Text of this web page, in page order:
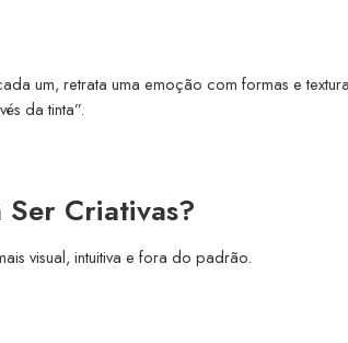
um, retrata uma emoção com formas e
da tinta”.
Ser Criativas?
visual, intuitiva e fora do padrão.